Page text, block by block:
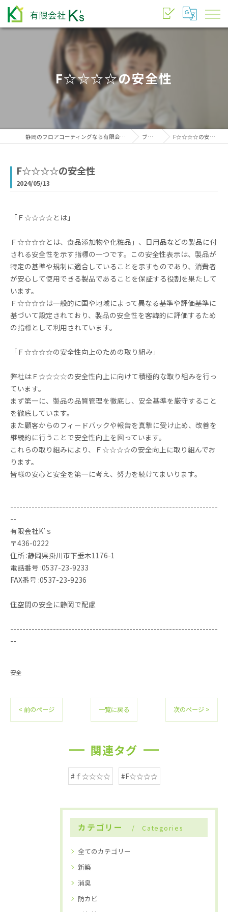
F☆☆☆☆の安全性
静岡のフロアコーティングなら有限会社K’s ブログ F☆☆☆☆の安全性
F☆☆☆☆の安全性
2024/05/13
「Ｆ☆☆☆☆とは」
Ｆ☆☆☆☆とは、食品添加物や化粧品」、日用品などの製品に付
される安全性を示す指標の一つです。この安全性表示は、製品が
特定の基準や規制に適合していることを示すものであり、消費者
が安心して使用できる製品であることを保証する役割を果たして
います。
Ｆ☆☆☆☆は一般的に国や地域によって異なる基準や評価基準に
基づいて設定されており、製品の安全性を客韓的に評価するため
の指標として利用されています。
「Ｆ☆☆☆☆の安全性向上のための取り組み」
弊社はＦ☆☆☆☆の安全性向上に向けて積極的な取り組みを行っ
ています。
まず第一に、製品の品質管理を徹底し、安全基準を厳守すること
を徹底しています。
また顧客からのフィードバックや報告を真摯に受け止め、改善を
継続的に行うことで安全性向上を図っています。
これらの取り組みにより、Ｆ☆☆☆☆の安全向上に取り組んでお
ります。
皆様の安心と安全を第一に考え、努力を続けてまいります。
--------------------------------------------------------------------
--
有限会社K’ｓ
〒436-0222
住所 :静岡県掛川市下垂木1176-1
電話番号 :0537-23-9233
FAX番号 :0537-23-9236
住空間の安全に静岡で配慮
--------------------------------------------------------------------
--
安全
< 前のページ 一覧に戻る 次のページ >
関連タグ
#ｆ☆☆☆☆ #F☆☆☆☆
カテゴリー Categories
全てのカテゴリー
新築
消臭
防カビ